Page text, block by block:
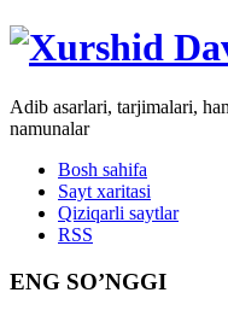
Adib asarlari, tarjimalari,
namunalar
Bosh sahifa
Sayt xaritasi
Qiziqarli saytlar
RSS
ENG SO’NGGI